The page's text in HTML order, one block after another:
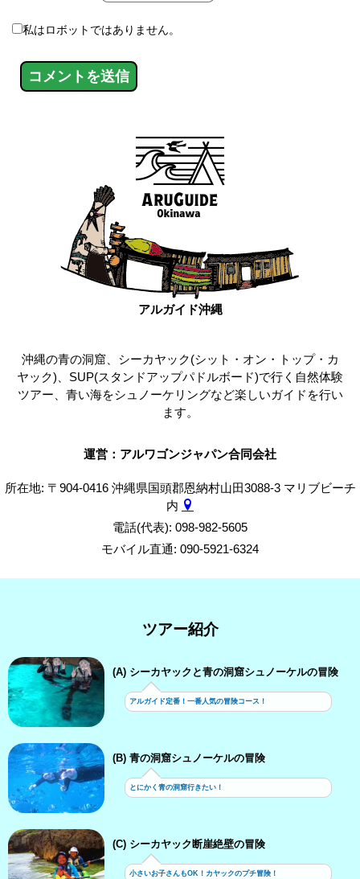
私はロボットではありません。
アルガイド沖縄
沖縄の青の洞窟、シーカヤック(シット・オン・トップ・カ
ヤック)、SUP(スタンドアップパドルボード)で行く自然体験
ツアー、青い海をシュノーケリングなど楽しいガイドを行い
ます。
運営：アルワゴンジャパン合同会社
所在地: 〒904-0416 沖縄県国頭郡恩納村山田3088-3 マリブビーチ
内
電話(代表): 098-982-5605
モバイル直通: 090-5921-6324
ツアー紹介
(A) シーカヤックと青の洞窟シュノーケルの冒険
アルガイド定番！一番人気の冒険コース！
(B) 青の洞窟シュノーケルの冒険
とにかく青の洞窟行きたい！
(C) シーカヤック断崖絶壁の冒険
小さいお子さんもOK！カヤックのプチ冒険！